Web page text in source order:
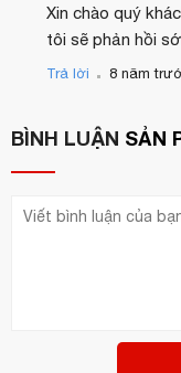
Xin chào quý
tôi sẽ phản hồi
Trả lời . 8 năm
BÌNH LUẬN SẢN